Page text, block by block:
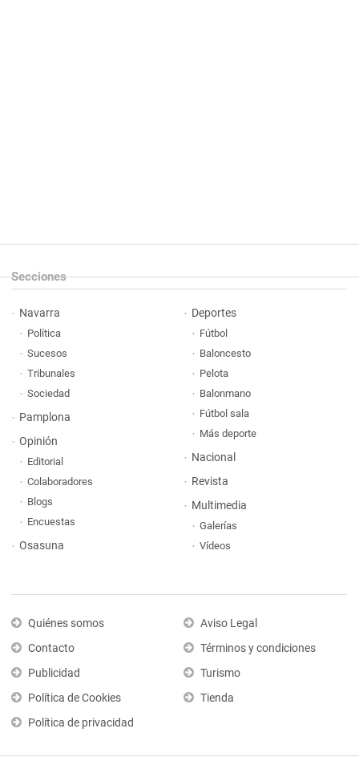
Secciones
Navarra
Política
Sucesos
Tribunales
Sociedad
Pamplona
Opinión
Editorial
Colaboradores
Blogs
Encuestas
Osasuna
Deportes
Fútbol
Baloncesto
Pelota
Balonmano
Fútbol sala
Más deporte
Nacional
Revista
Multimedia
Galerías
Vídeos
Quiénes somos
Contacto
Publicidad
Política de Cookies
Política de privacidad
Aviso Legal
Términos y condiciones
Turismo
Tienda